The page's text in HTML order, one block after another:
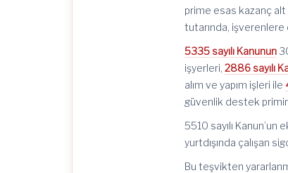
prime esas kazanç alt
tutarında,
5335 sayılı Kanunun
işyerleri,2886 sayılı
alım ve yapım işleri ile
güvenlik destek
5510 sayılı
yurtdışında çalışan
Bu teşvikten